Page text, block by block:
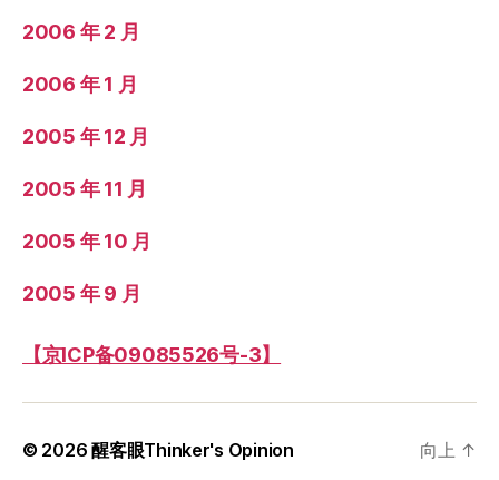
2006 年 2 月
2006 年 1 月
2005 年 12 月
2005 年 11 月
2005 年 10 月
2005 年 9 月
【京ICP备09085526号-3】
© 2026醒客眼Thinker's Opinion 向上 ↑